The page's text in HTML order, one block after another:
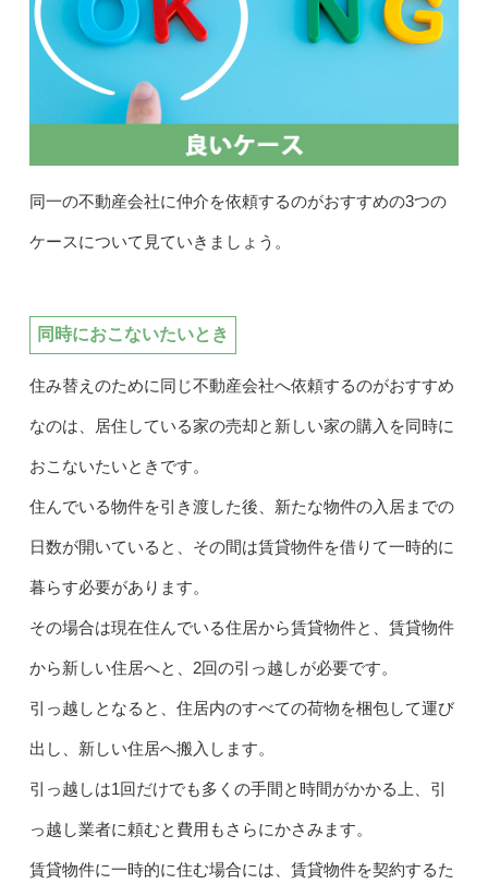
同一の不動産会社に仲介を依頼するのがおすすめの3つの
ケースについて見ていきましょう。
同時におこないたいとき
住み替えのために同じ不動産会社へ依頼するのがおすすめ
なのは、居住している家の売却と新しい家の購入を同時に
おこないたいときです。
住んでいる物件を引き渡した後、新たな物件の入居までの
日数が開いていると、その間は賃貸物件を借りて一時的に
暮らす必要があります。
その場合は現在住んでいる住居から賃貸物件と、賃貸物件
から新しい住居へと、2回の引っ越しが必要です。
引っ越しとなると、住居内のすべての荷物を梱包して運び
出し、新しい住居へ搬入します。
引っ越しは1回だけでも多くの手間と時間がかかる上、引
っ越し業者に頼むと費用もさらにかさみます。
賃貸物件に一時的に住む場合には、賃貸物件を契約するた